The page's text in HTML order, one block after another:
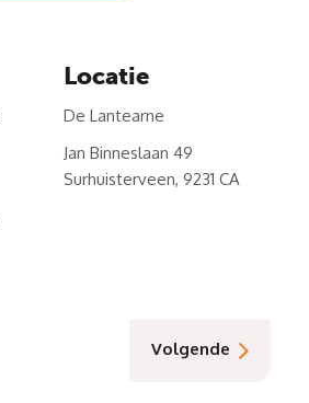
Locatie
De Lantearne
Jan Binneslaan 49
Surhuisterveen, 9231 CA
Volgende